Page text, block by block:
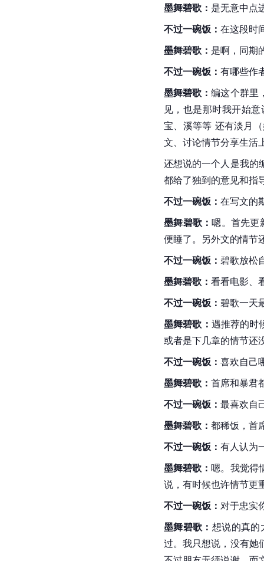
墨舞碧歌： 是无意中点
不过一碗饭： 在这段时
墨舞碧歌： 是啊，同期
不过一碗饭： 有哪些作
墨舞碧歌：编这个群里
见，也是那时我开始
宝、溪等等 还有淡月
文、讨论情节分享生活
还想说的一个人是我的
都给了独到的意见和指
不过一碗饭： 在写文的
墨舞碧歌：嗯。首先更
便睡了。另外文的情节
不过一碗饭： 碧歌放松
墨舞碧歌： 看看电影、
不过一碗饭： 碧歌一天
墨舞碧歌： 遇推荐的时
或者是下几章的情节还
不过一碗饭： 喜欢自己
墨舞碧歌： 首席和暴君
不过一碗饭： 最喜欢自
墨舞碧歌： 都稀饭 ，
不过一碗饭： 有人认为
墨舞碧歌：嗯。我觉得
说，有时候也许情节更
不过一碗饭： 对于忠实
墨舞碧歌： 想说的真的
过。我只想说，没有她